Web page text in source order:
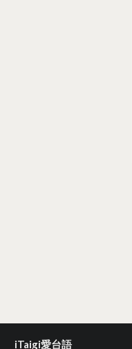
iTaigi愛台語